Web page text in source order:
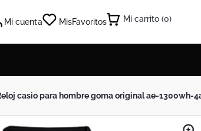
Mi cuenta MisFavoritos 0
reloj casio para hombre goma original ae-1300wh-